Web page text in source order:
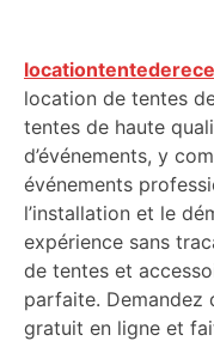
location de tentes
tentes de haute
d’événements, y
événements
l’installation et le
expérience sans
de tentes et
parfaite. Demandez
gratuit en ligne et